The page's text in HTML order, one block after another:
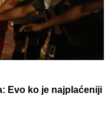
Evo ko je najplaćeniji